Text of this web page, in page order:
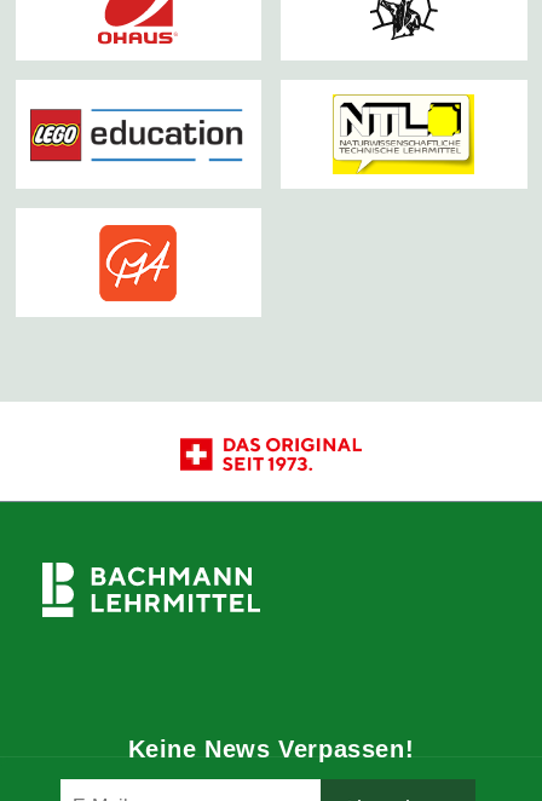
Keine News Verpassen!